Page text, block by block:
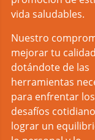
vida saludables.
Nuestro
mejorar tu
dotándote de las
herramientas
para enfrentar los
desafíos
lograr un